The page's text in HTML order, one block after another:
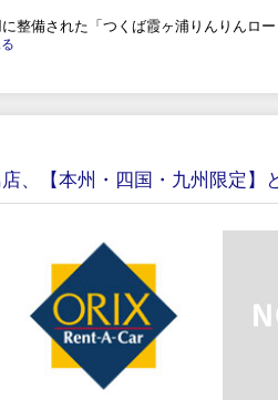
整備された「つくば霞ヶ浦りんりんロ
、【本州・四国・九州限定】